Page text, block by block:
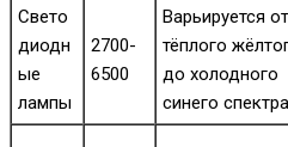
Свето
диодн
ые
лампы
2700-
6500
Варьируется от
тёплого
до холодного
синего спектра